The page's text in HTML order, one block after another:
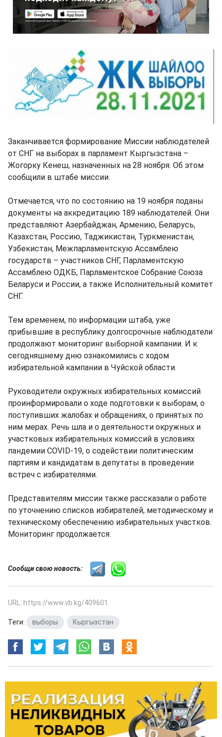
Заканчивается формирование Миссии наблюдателей
от СНГ на выборах в парламент Кыргызстана –
Жогорку Кенеш, назначенных на 28 ноября. Об этом
сообщили в штабе миссии.
Отмечается, что по состоянию на 19 ноября поданы
документы на аккредитацию 189 наблюдателей. Они
представляют Азербайджан, Армению, Беларусь,
Казахстан, Россию, Таджикистан, Туркменистан,
Узбекистан, Межпарламентскую Ассамблею
государств – участников СНГ, Парламентскую
Ассамблею ОДКБ, Парламентское Собрание Союза
Беларуси и России, а также Исполнительный комитет
СНГ.
Тем временем, по информации штаба, уже
прибывшие в республику долгосрочные наблюдатели
продолжают мониторинг выборной кампании. И к
сегодняшнему дню ознакомились с ходом
избирательной кампании в Чуйской области.
Руководители окружных избирательных комиссий
проинформировали о ходе подготовки к выборам, о
поступивших жалобах и обращениях, о принятых по
ним мерах. Речь шла и о деятельности окружных и
участковых избирательных комиссий в условиях
пандемии COVID-19, о содействии политическим
партиям и кандидатам в депутаты в проведении
встреч с избирателями.
Представителям миссии также рассказали о работе
по уточнению списков избирателей, методическому и
техническому обеспечению избирательных участков.
Мониторинг продолжается.
Сообщи свою новость:
URL: https://www.vb.kg/409601
Теги: выборы Кыргызстан